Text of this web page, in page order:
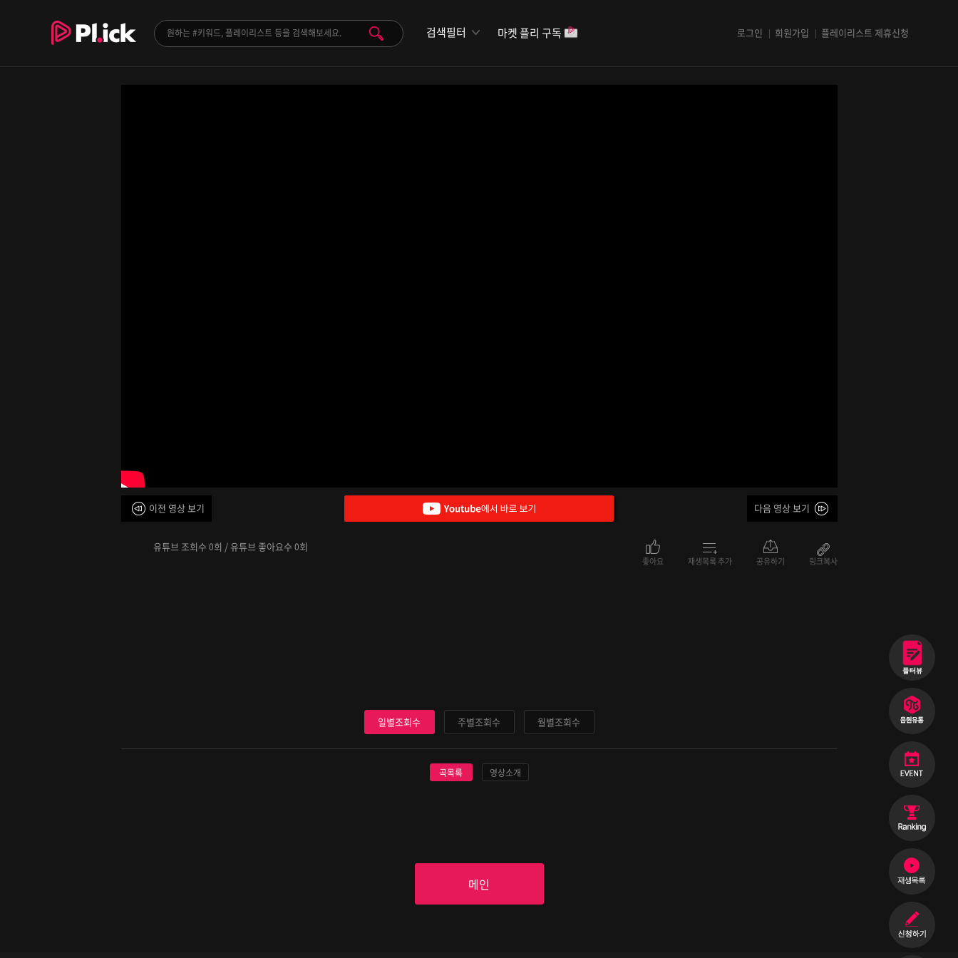
로그인 회원가입 플레이리스트 제휴신청
마켓 플리 구독
검색필터
이전 영상 보기 다음 영상 보기
유튜브 조회수 0회 / 유튜브 좋아요수 0회
좋아요 재생목록 추가 공유하기 링크복사
일별조회수 주별조회수 월별조회수
곡목록 영상소개
메인